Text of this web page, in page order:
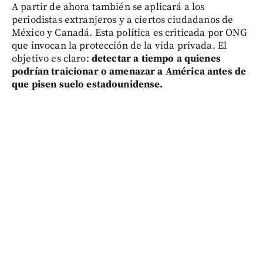
A partir de ahora también se aplicará a los
periodistas extranjeros y a ciertos ciudadanos de
México y Canadá. Esta política es criticada por ONG
que invocan la protección de la vida privada. El
objetivo es claro: detectar a tiempo a quienes
podrían traicionar o amenazar a América antes de
que pisen suelo estadounidense.